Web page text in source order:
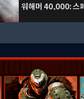
워해머 40,000: 스